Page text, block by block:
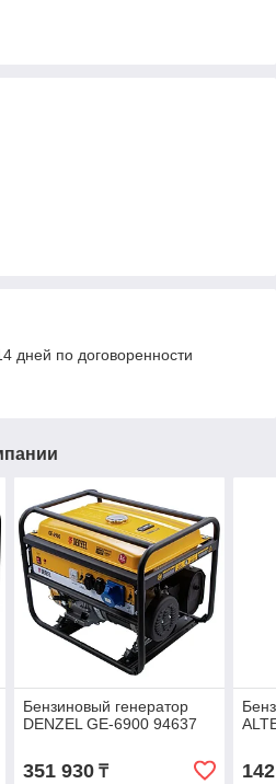
дней по договоренности
Бензиновый генератор
DENZEL GE-6900 94637
351 930₸